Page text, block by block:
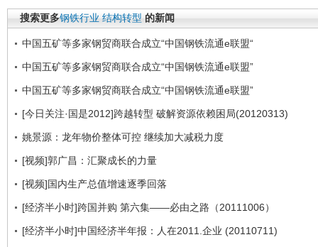
搜索更多钢铁行业 结构转型 的新闻
中国五矿等多家钢贸商联合成立“中国钢铁流通e联盟“
中国五矿等多家钢贸商联合成立“中国钢铁流通e联盟”
中国五矿等多家钢贸商联合成立“中国钢铁流通e联盟”
[今日关注·国是2012]跨越转型 破解资源依赖困局(20120313)
姚景源：龙年物价整体可控 继续加大减税力度
[视频]郭广昌：汇聚成长的力量
[视频]国内生产总值增速逐季回落
[经济半小时]跨国并购 第六集——必由之路（20111006）
[经济半小时]中国经济半年报：人在2011.企业 (20110711)